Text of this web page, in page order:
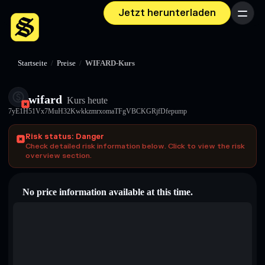
Jetzt herunterladen Menü
Startseite / Preise / WIFARD-Kurs
wifard Kurs heute
7yE1H51Vx7MuH32KwkkzmrxomaTFgVBCKGRjfDfepump
Risk status: Danger
Check detailed risk information below. Click to view the risk
overview section.
No price information available at this time.